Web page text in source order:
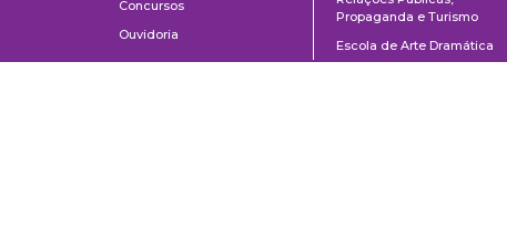
Concursos
Ouvidoria
Propaganda e Turismo
Escola de Arte Dramática